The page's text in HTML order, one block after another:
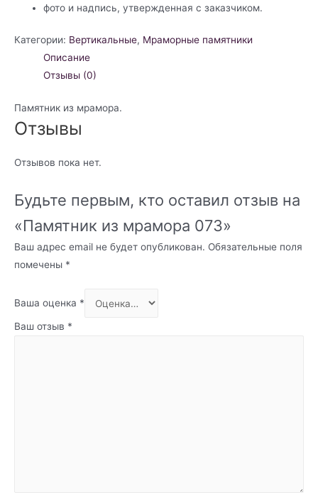
фото и надпись, утвержденная с заказчиком.
Категории: Вертикальные, Мраморные памятники
Описание
Отзывы (0)
Памятник из мрамора.
Отзывы
Отзывов пока нет.
Будьте первым, кто оставил отзыв на
«Памятник из мрамора 073»
Ваш адрес email не будет опубликован. Обязательные поля
помечены *
Ваша оценка *
Ваш отзыв *